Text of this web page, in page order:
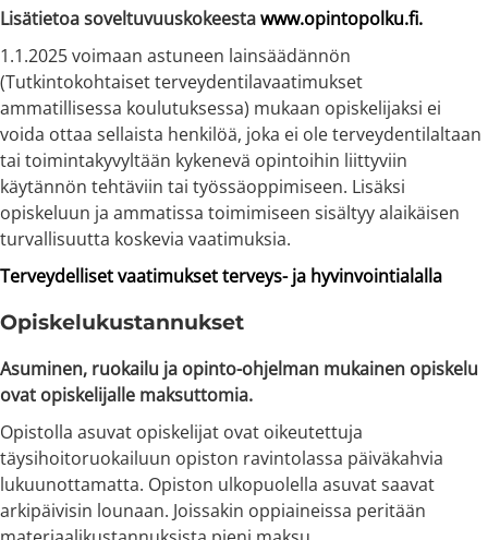
Lisätietoa soveltuvuuskokeestawww.opintopolku.fi.
1.1.2025 voimaan astuneen lainsäädännön
(Tutkintokohtaiset terveydentilavaatimukset
ammatillisessa koulutuksessa) mukaan opiskelijaksi ei
voida ottaa sellaista henkilöä, joka ei ole terveydentilaltaan
tai toimintakyvyltään kykenevä opintoihin liittyviin
käytännön tehtäviin tai työssäoppimiseen. Lisäksi
opiskeluun ja ammatissa toimimiseen sisältyy alaikäisen
turvallisuutta koskevia vaatimuksia.
Terveydelliset vaatimukset terveys- ja hyvinvointialalla
Opiskelukustannukset
Asuminen, ruokailu ja opinto-ohjelman mukainen opiskelu
ovat opiskelijalle maksuttomia.
Opistolla asuvat opiskelijat ovat oikeutettuja
täysihoitoruokailuun opiston ravintolassa päiväkahvia
lukuunottamatta. Opiston ulkopuolella asuvat saavat
arkipäivisin lounaan. Joissakin oppiaineissa peritään